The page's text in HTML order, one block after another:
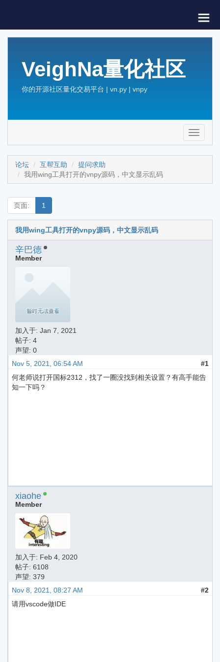
VeighNa量化社区
你的开源社区量化交易平台 | vn.py | vnpy
Toggle
论坛 互帮互助
提问求助
我用wing工具打开的vnpy源码，中文显示乱码
页面: 1
我用wing工具打开的vnpy源码，中文显示乱码
辛巴德
Member
加入于: Jan 7, 2021
帖子: 4
声望: 0
Nov 5, 2021, 06:54 AM
#1
何老师说打开国标2312，找了一圈没找到相关设置？有高手能告
知一下吗？
xiaohe
Member
加入于: Feb 4, 2020
帖子: 6108
声望: 379
Nov 8, 2021, 08:27 AM
#2
请用vscode做IDE